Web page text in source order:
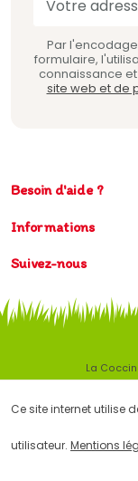
Par
formulaire,
connaissance
site web et de
Besoin d'aide ?
Informations
Suivez-nous
La
Ce site internet
Conditions
© Copyright 2026 -E-
Ce site internet utilise
utilisateur. Mentions